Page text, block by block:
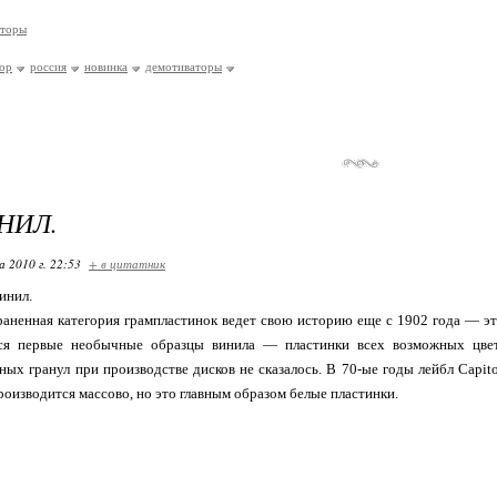
россия новинка демотиваторы
2010 г. 22:53 + в цитатник
категория грампластинок ведет свою историю еще с 1902 года —
первые необычные образцы винила — пластинки всех возможных
гранул при производстве дисков не сказалось. В 70-ые годы лейбл
массово, но это главным образом белые пластинки.